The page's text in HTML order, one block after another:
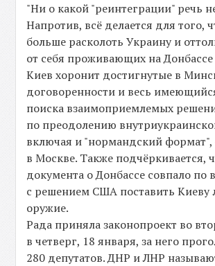
"Ни о какой "реинтеграции" речь
Напротив, всё делается для того,
больше расколоть Украину и
от себя проживающих на
Киев хоронит достигнутые в
договоренности и весь
поиска взаимоприемлемых
по преодолению
включая и "нормандский формат",
в Москве. Также подчёркивается,
документа о Донбассе совпало по
с решением США поставить Киеву
оружие.
Рада приняла законопроект во
в четверг, 18 января, за него
280 депутатов. ДНР и ЛНР